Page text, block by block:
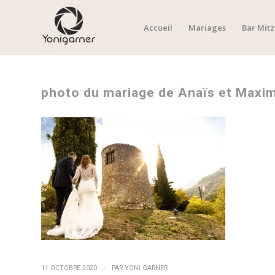
Accueil Mariages Bar
photo du mariage de Anaïs et
11 OCTOBRE 2020 / PAR YONI GARNER